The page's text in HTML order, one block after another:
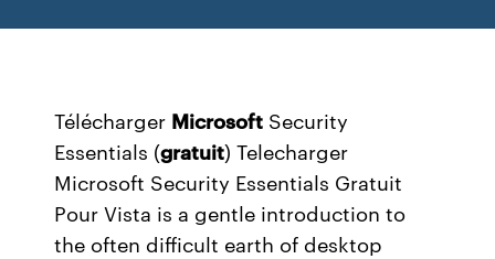
Télécharger Microsoft Security
Essentials (gratuit) Telecharger
Microsoft Security Essentials Gratuit
Pour Vista is a gentle introduction to
the often difficult earth of desktop